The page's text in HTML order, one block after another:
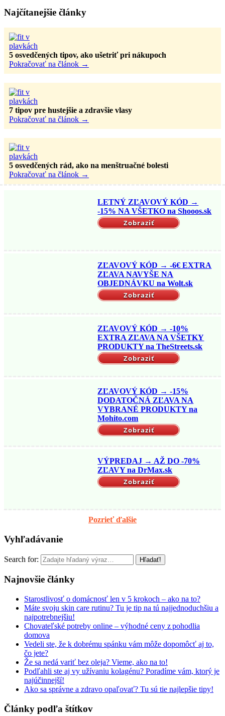
Najčítanejšie články
5 osvedčených tipov, ako ušetriť pri nákupoch
Pokračovať na článok →
7 tipov pre hustejšie a zdravšie vlasy
Pokračovať na článok →
5 osvedčených rád, ako na menštruačné bolesti
Pokračovať na článok →
LETNÝ ZĽAVOVÝ KÓD →
-15% NA VŠETKO na Shooos.sk
Zobraziť
ZĽAVOVÝ KÓD → -6€ EXTRA
ZĽAVA NAVYŠE NA
OBJEDNÁVKU na Wolt.sk
Zobraziť
ZĽAVOVÝ KÓD → -10%
EXTRA ZĽAVA NA VŠETKY
PRODUKTY na TheStreets.sk
Zobraziť
ZĽAVOVÝ KÓD → -15%
DODATOČNÁ ZĽAVA NA
VYBRANÉ PRODUKTY na
Mohito.com
Zobraziť
VÝPREDAJ → AŽ DO -70%
ZĽAVY na DrMax.sk
Zobraziť
Pozrieť ďalšie
Vyhľadávanie
Search for:
Najnovšie články
Starostlivosť o domácnosť len v 5 krokoch – ako na to?
Máte svoju skin care rutinu? Tu je tip na tú najjednoduchšiu a
najpotrebnejšiu!
Chovateľské potreby online – výhodné ceny z pohodlia
domova
Vedeli ste, že k dobrému spánku vám môže dopomôcť aj to,
čo jete?
Že sa nedá variť bez oleja? Vieme, ako na to!
Podľahli ste aj vy užívaniu kolagénu? Poradíme vám, ktorý je
najúčinnejší!
Ako sa správne a zdravo opaľovať? Tu sú tie najlepšie tipy!
Články podľa štítkov